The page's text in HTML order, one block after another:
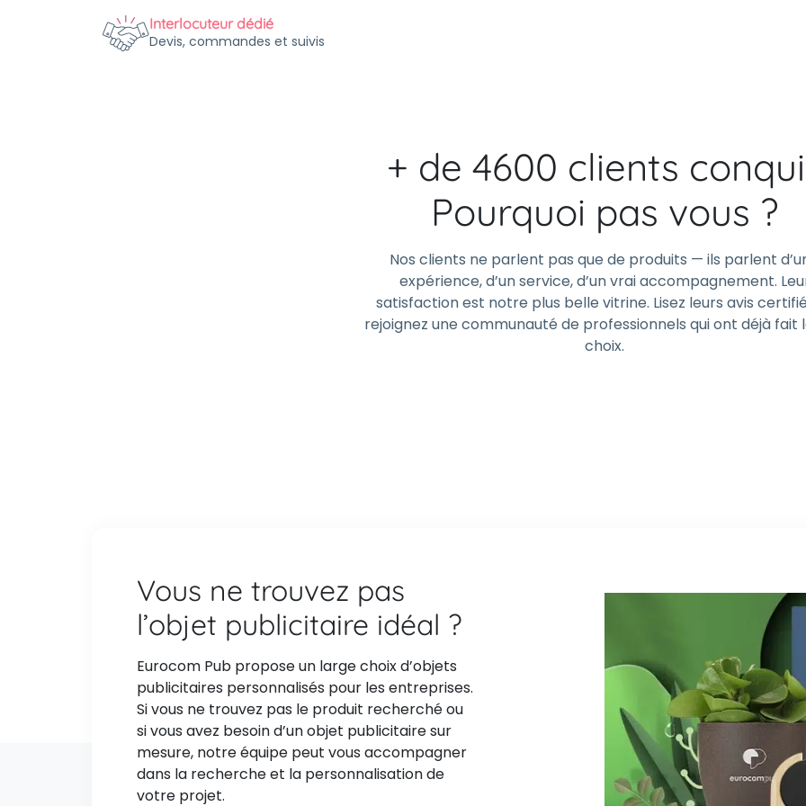
Interlocuteur dédié
Devis, commandes et suivis
+ de 4600 clients
Pourquoi pas vous ?
Nos clients ne parlent pas que de produits — ils parlent
expérience, d’un service, d’un vrai accompagnement.
satisfaction est notre plus belle vitrine. Lisez leurs avis
rejoignez une communauté de professionnels qui ont déjà fait
choix.
Vous ne trouvez pas
l’objet publicitaire idéal ?
Eurocom Pub propose un large choix d’objets
publicitaires personnalisés pour les entreprises.
Si vous ne trouvez pas le produit recherché ou
si vous avez besoin d’un objet publicitaire sur
mesure, notre équipe peut vous accompagner
dans la recherche et la personnalisation de
votre projet.